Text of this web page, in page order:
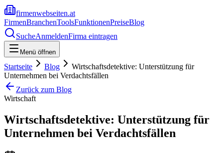
firmenwebseiten.at
FirmenBranchenToolsFunktionenPreiseBlog
SucheAnmeldenFirma eintragen
Menü öffnen
Startseite Blog
Wirtschaftsdetektive: Unterstützung für
Unternehmen bei Verdachtsfällen
Zurück zum Blog
Wirtschaft
Wirtschaftsdetektive: Unterstützung für
Unternehmen bei Verdachtsfällen